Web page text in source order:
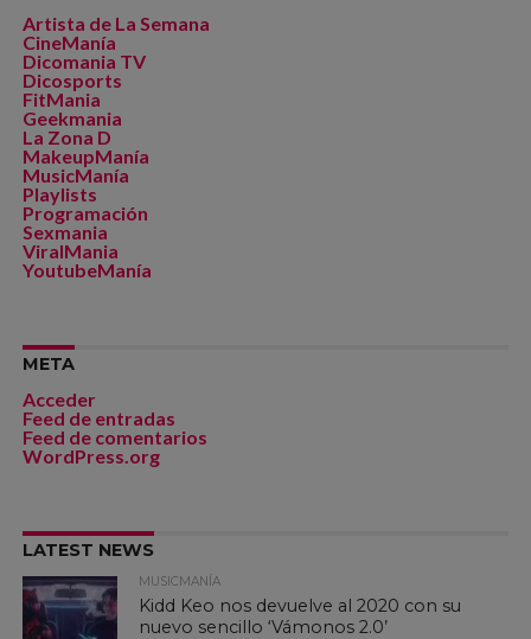
Artista de La Semana
CineManía
Dicomania TV
Dicosports
FitMania
Geekmania
La Zona D
MakeupManía
MusicManía
Playlists
Programación
Sexmania
ViralMania
YoutubeManía
META
Acceder
Feed de entradas
Feed de comentarios
WordPress.org
LATEST NEWS
MUSICMANÍA
Kidd Keo nos devuelve al 2020 con su
nuevo sencillo ‘Vámonos 2.0’